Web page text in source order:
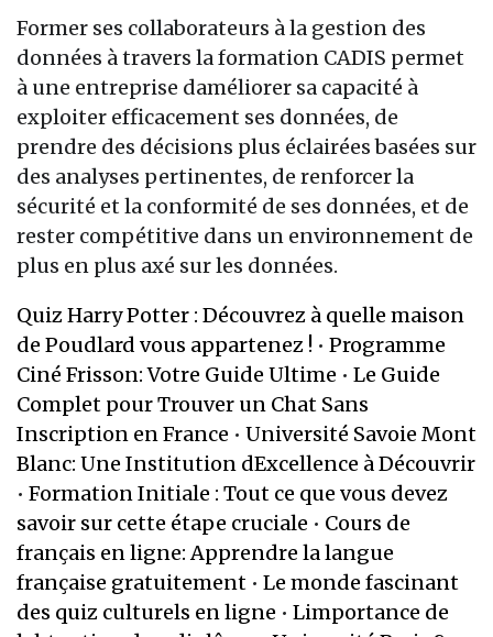
Former ses collaborateurs à la gestion des
données à travers la formation CADIS permet
à une entreprise daméliorer sa capacité à
exploiter efficacement ses données, de
prendre des décisions plus éclairées basées sur
des analyses pertinentes, de renforcer la
sécurité et la conformité de ses données, et de
rester compétitive dans un environnement de
plus en plus axé sur les données.
Quiz Harry Potter : Découvrez à quelle maison
de Poudlard vous appartenez ! • Programme
Ciné Frisson: Votre Guide Ultime • Le Guide
Complet pour Trouver un Chat Sans
Inscription en France • Université Savoie Mont
Blanc: Une Institution dExcellence à Découvrir
• Formation Initiale : Tout ce que vous devez
savoir sur cette étape cruciale • Cours de
français en ligne: Apprendre la langue
française gratuitement • Le monde fascinant
des quiz culturels en ligne • Limportance de